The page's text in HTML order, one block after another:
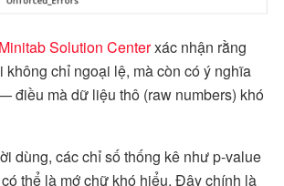
Minitab Solution Centerxác nhận rằng
không chỉ ngoại lệ, mà còn có ý nghĩa
điều mà dữ liệu thô (raw numbers) khó
dùng, các chỉ số thống kê như p-value
thể là mớ chữ khó hiểu. Đây chính là